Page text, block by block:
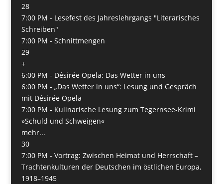
28
7:00 PM - Lesefest des Jahreslehrgangs "Literarisches
Schreiben"
7:00 PM - Schnittmengen
29
+
6:00 PM - Désirée Opela: Das Wetter in uns
6:00 PM - „Das Wetter in uns“: Lesung und Gespräch
mit Désirée Opela
7:00 PM - Kulinarische Lesung zum Tegernsee-Krimi
»Schuld und Schweigen«
mehr...
30
7:00 PM - Vortrag: Zwischen Heimat und Herrschaft –
Trachtenkulturen der Deutschen im östlichen Europa,
1918–1945